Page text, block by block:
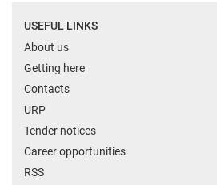
USEFUL LINKS
About us
Getting here
Contacts
URP
Tender notices
Career opportunities
RSS